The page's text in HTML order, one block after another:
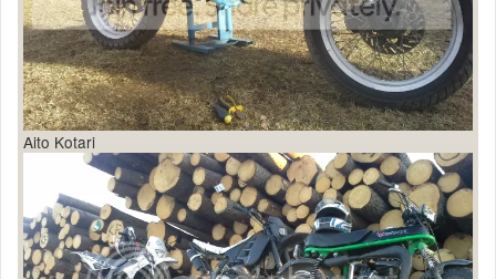
Aito Kotari